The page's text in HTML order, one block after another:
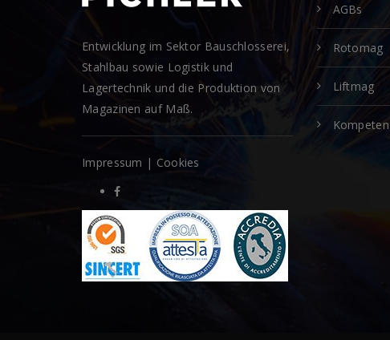
Entwicklung im Sektor Bauschlosserei,
Stahlbau sowie Logistik und
Lagertechnik und die Produktion von
Magazinen auf Maß.
Impressum | Cookies
AGBs
Rotomag
Liftmag